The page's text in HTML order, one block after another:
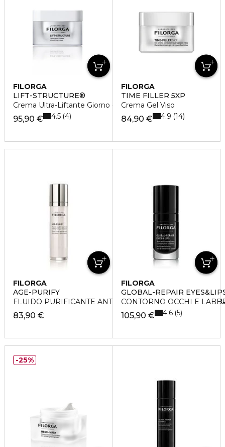
FILORGA
LIFT-STRUCTURE®
Crema Ultra-Liftante Giorno - Tonicità Assoluta
95,90 € 4.5 4
FILORGA
TIME FILLER 5XP
Crema Gel Viso
84,90 € 4.9 14
FILORGA
AGE-PURIFY
FLUIDO PURIFICANTE ANTI- IMPERFEZIONI E ANTI-
83,90 €
FILORGA
GLOBAL-REPAIR
CONTORNO OCCHI E
105,90 € 4.6 5
25%